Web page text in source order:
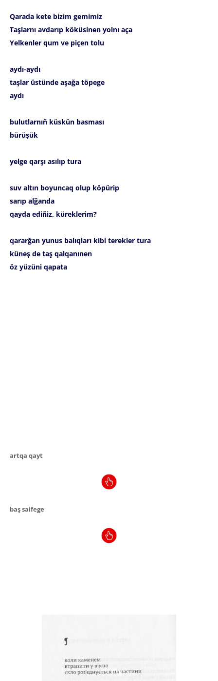
Qarada kete bizim gemimiz
Taşlarnı avdarıp köküsinen yolnı aça
Yelkenler qum ve piçen tolu
aydı-aydı
taşlar üstünde aşağa töpege
aydı
bulutlarnıñ küskün basması
bürüşük
yelge qarşı asılıp tura
suv altın boyuncaq olup köpürip
sarıp alğanda
qayda ediñiz, küreklerim?
qararğan yunus balıqları kibi terekler tura
küneş de taş qalqanınen
öz yüzüni qapata
artqa qayt
baş saifege